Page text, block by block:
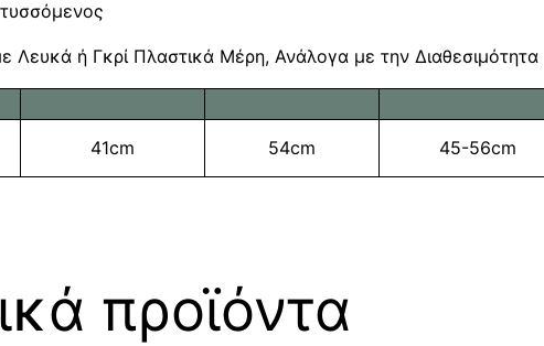
Λευκά ή Γκρί Πλαστικά Μέρη, Ανάλογα με την Διαθεσιμότητα
41cm 54cm 45-56cm
προϊόντα